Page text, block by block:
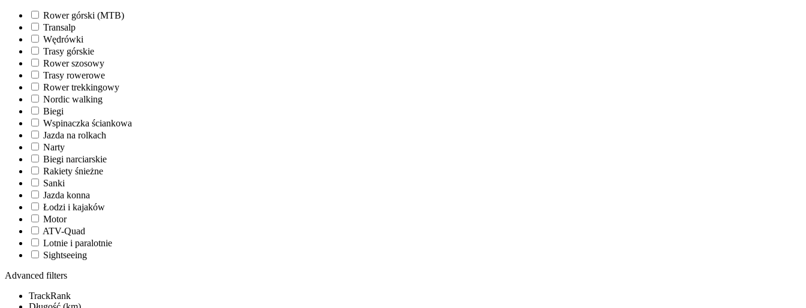
Rower górski (MTB)
Transalp
Wędrówki
Trasy górskie
Rower szosowy
Trasy rowerowe
Rower trekkingowy
Nordic walking
Biegi
Wspinaczka ściankowa
Jazda na rolkach
Narty
Biegi narciarskie
Rakiety śnieżne
Sanki
Jazda konna
Łodzi i kajaków
Motor
ATV-Quad
Lotnie i paralotnie
Sightseeing
Advanced filters
TrackRank